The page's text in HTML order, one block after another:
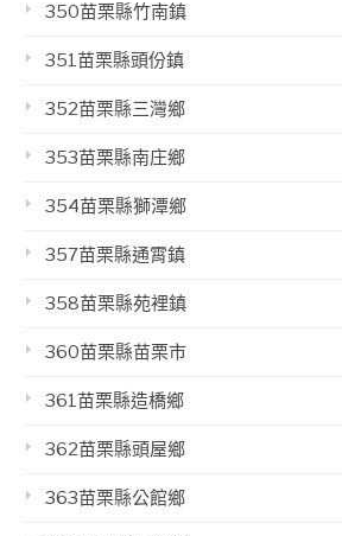
350苗栗縣竹南鎮
351苗栗縣頭份鎮
352苗栗縣三灣鄉
353苗栗縣南庄鄉
354苗栗縣獅潭鄉
357苗栗縣通霄鎮
358苗栗縣苑裡鎮
360苗栗縣苗栗市
361苗栗縣造橋鄉
362苗栗縣頭屋鄉
363苗栗縣公館鄉